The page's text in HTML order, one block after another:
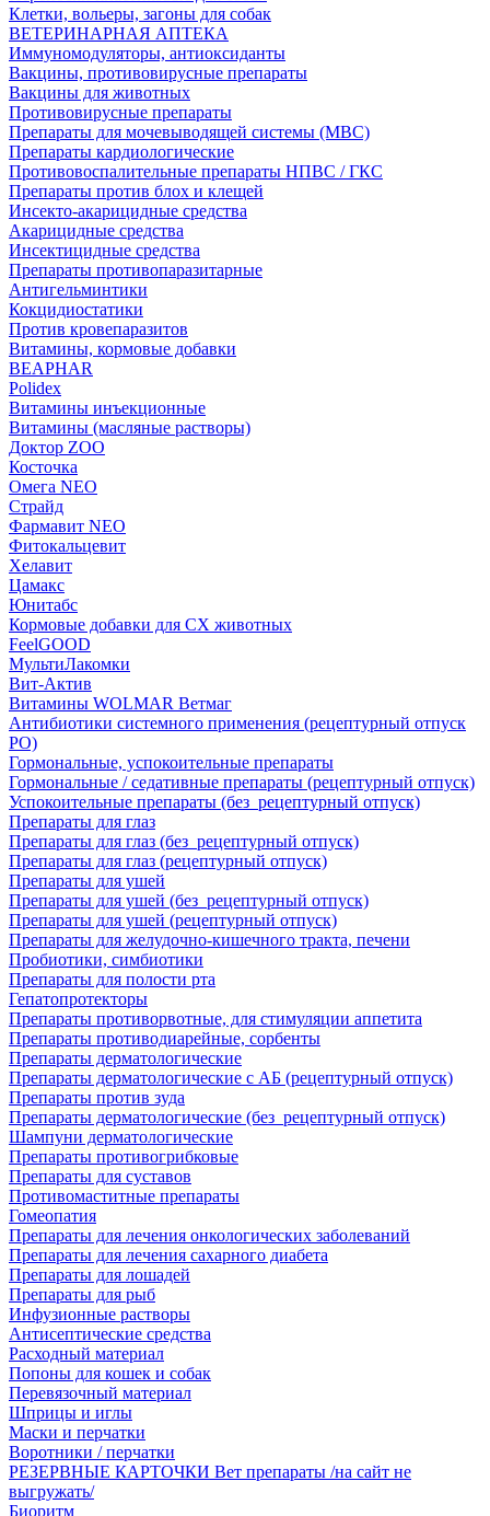
Клетки, вольеры, загоны для собак
ВЕТЕРИНАРНАЯ АПТЕКА
Иммуномодуляторы, антиоксиданты
Вакцины, противовирусные препараты
Вакцины для животных
Противовирусные препараты
Препараты для мочевыводящей системы (МВС)
Препараты кардиологические
Противовоспалительные препараты НПВС / ГКС
Препараты против блох и клещей
Инсекто-акарицидные средства
Акарицидные средства
Инсектицидные средства
Препараты противопаразитарные
Антигельминтики
Кокцидиостатики
Против кровепаразитов
Витамины, кормовые добавки
BEAPHAR
Polidex
Витамины инъекционные
Витамины (масляные растворы)
Доктор ZOO
Косточка
Омега NEO
Страйд
Фармавит NEO
Фитокальцевит
Хелавит
Цамакс
Юнитабс
Кормовые добавки для СХ животных
FeelGOOD
МультиЛакомки
Вит-Актив
Витамины WOLMAR Ветмаг
Антибиотики системного применения (рецептурный отпуск
РО)
Гормональные, успокоительные препараты
Гормональные / седативные препараты (рецептурный отпуск)
Успокоительные препараты (без_рецептурный отпуск)
Препараты для глаз
Препараты для глаз (без_рецептурный отпуск)
Препараты для глаз (рецептурный отпуск)
Препараты для ушей
Препараты для ушей (без_рецептурный отпуск)
Препараты для ушей (рецептурный отпуск)
Препараты для желудочно-кишечного тракта, печени
Пробиотики, симбиотики
Препараты для полости рта
Гепатопротекторы
Препараты противорвотные, для стимуляции аппетита
Препараты противодиарейные, сорбенты
Препараты дерматологические
Препараты дерматологические с АБ (рецептурный отпуск)
Препараты против зуда
Препараты дерматологические (без_рецептурный отпуск)
Шампуни дерматологические
Препараты противогрибковые
Препараты для суставов
Противомаститные препараты
Гомеопатия
Препараты для лечения онкологических заболеваний
Препараты для лечения сахарного диабета
Препараты для лошадей
Препараты для рыб
Инфузионные растворы
Антисептические средства
Расходный материал
Попоны для кошек и собак
Перевязочный материал
Шприцы и иглы
Маски и перчатки
Воротники / перчатки
РЕЗЕРВНЫЕ КАРТОЧКИ Вет препараты /на сайт не
выгружать/
Биоритм